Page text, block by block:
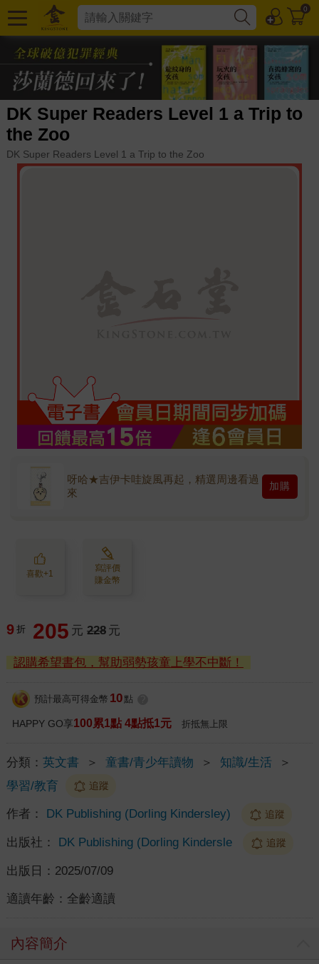
0
DK Super Readers Level 1 a Trip to
the Zoo
DK Super Readers Level 1 a Trip to the Zoo
呀哈★吉伊卡哇旋風再起，精選周邊看過
來
加購
喜歡+1
寫評價
賺金幣
9 折 205 元 228 元
認購希望書包，幫助弱勢孩童上學不中斷！
預計最高可得金幣 10 點
HAPPY GO享100累1點 4點抵1元 折抵無上限
分類： 英文書 ＞ 童書/青少年讀物 ＞ 知識/生活
＞
學習/教育
追蹤
作者： DK Publishing (Dorling Kindersley) 追蹤
出版社： DK Publishing (Dorling Kindersle 追蹤
出版日： 2025/07/09
適讀年齡： 全齡適讀
內容簡介